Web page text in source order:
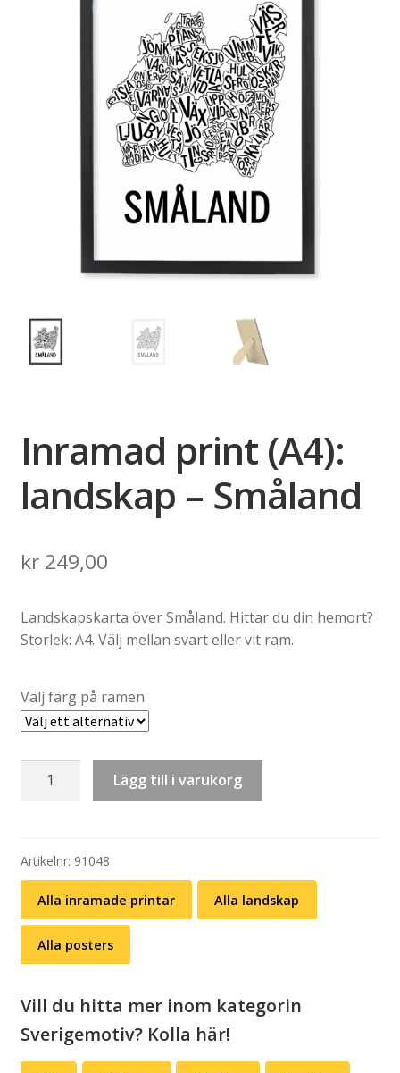
Inramad print (A4):
landskap – Småland
kr249,00
Landskapskarta över Småland. Hittar du din hemort?
Storlek: A4. Välj mellan svart eller vit ram.
Välj färg på ramen
Inramad
-
Småland
mängd
Lägg till i varukorg
Artikelnr: 91048
Alla inramade printar Alla landskap
Alla posters
Vill du hitta mer inom kategorin
Sverigemotiv? Kolla här!